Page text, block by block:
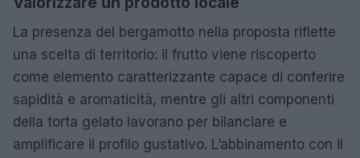
La presenza del bergamotto nella proposta riflette
una scelta di territorio: il frutto viene riscoperto
come elemento caratterizzante capace di conferire
sapidità e aromaticità, mentre gli altri componenti
della torta gelato lavorano per bilanciare e
amplificare il profilo gustativo. L’abbinamento con il